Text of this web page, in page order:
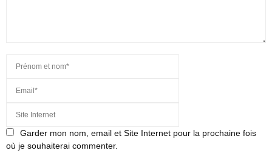
Garder mon nom, email et Site Internet pour la prochaine fois
où je souhaiterai commenter.